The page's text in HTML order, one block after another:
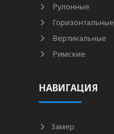
Рулонные
Горизонтальные
Вертикальные
Римские
НАВИГАЦИЯ
Замер